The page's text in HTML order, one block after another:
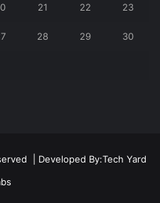
21 22 23
28 29 30
| Developed By:Tech Yard